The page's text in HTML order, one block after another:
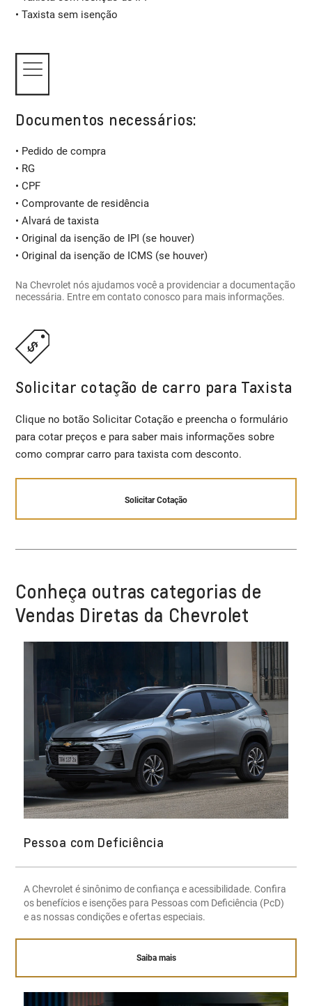
• Taxista sem isenção
Documentos necessários:
• Pedido de compra
• RG
• CPF
• Comprovante de residência
• Alvará de taxista
• Original da isenção de IPI (se houver)
• Original da isenção de ICMS (se houver)
Na Chevrolet nós ajudamos você a providenciar a documentação
necessária. Entre em contato conosco para mais informações.
Solicitar cotação de carro para Taxista
Clique no botão Solicitar Cotação e preencha o formulário
para cotar preços e para saber mais informações sobre
como comprar carro para taxista com desconto.
Solicitar Cotação
Conheça outras categorias de
Vendas Diretas da Chevrolet
Pessoa com Deficiência
A Chevrolet é sinônimo de confiança e acessibilidade. Confira
os benefícios e isenções para Pessoas com Deficiência (PcD)
e as nossas condições e ofertas especiais.
Saiba mais